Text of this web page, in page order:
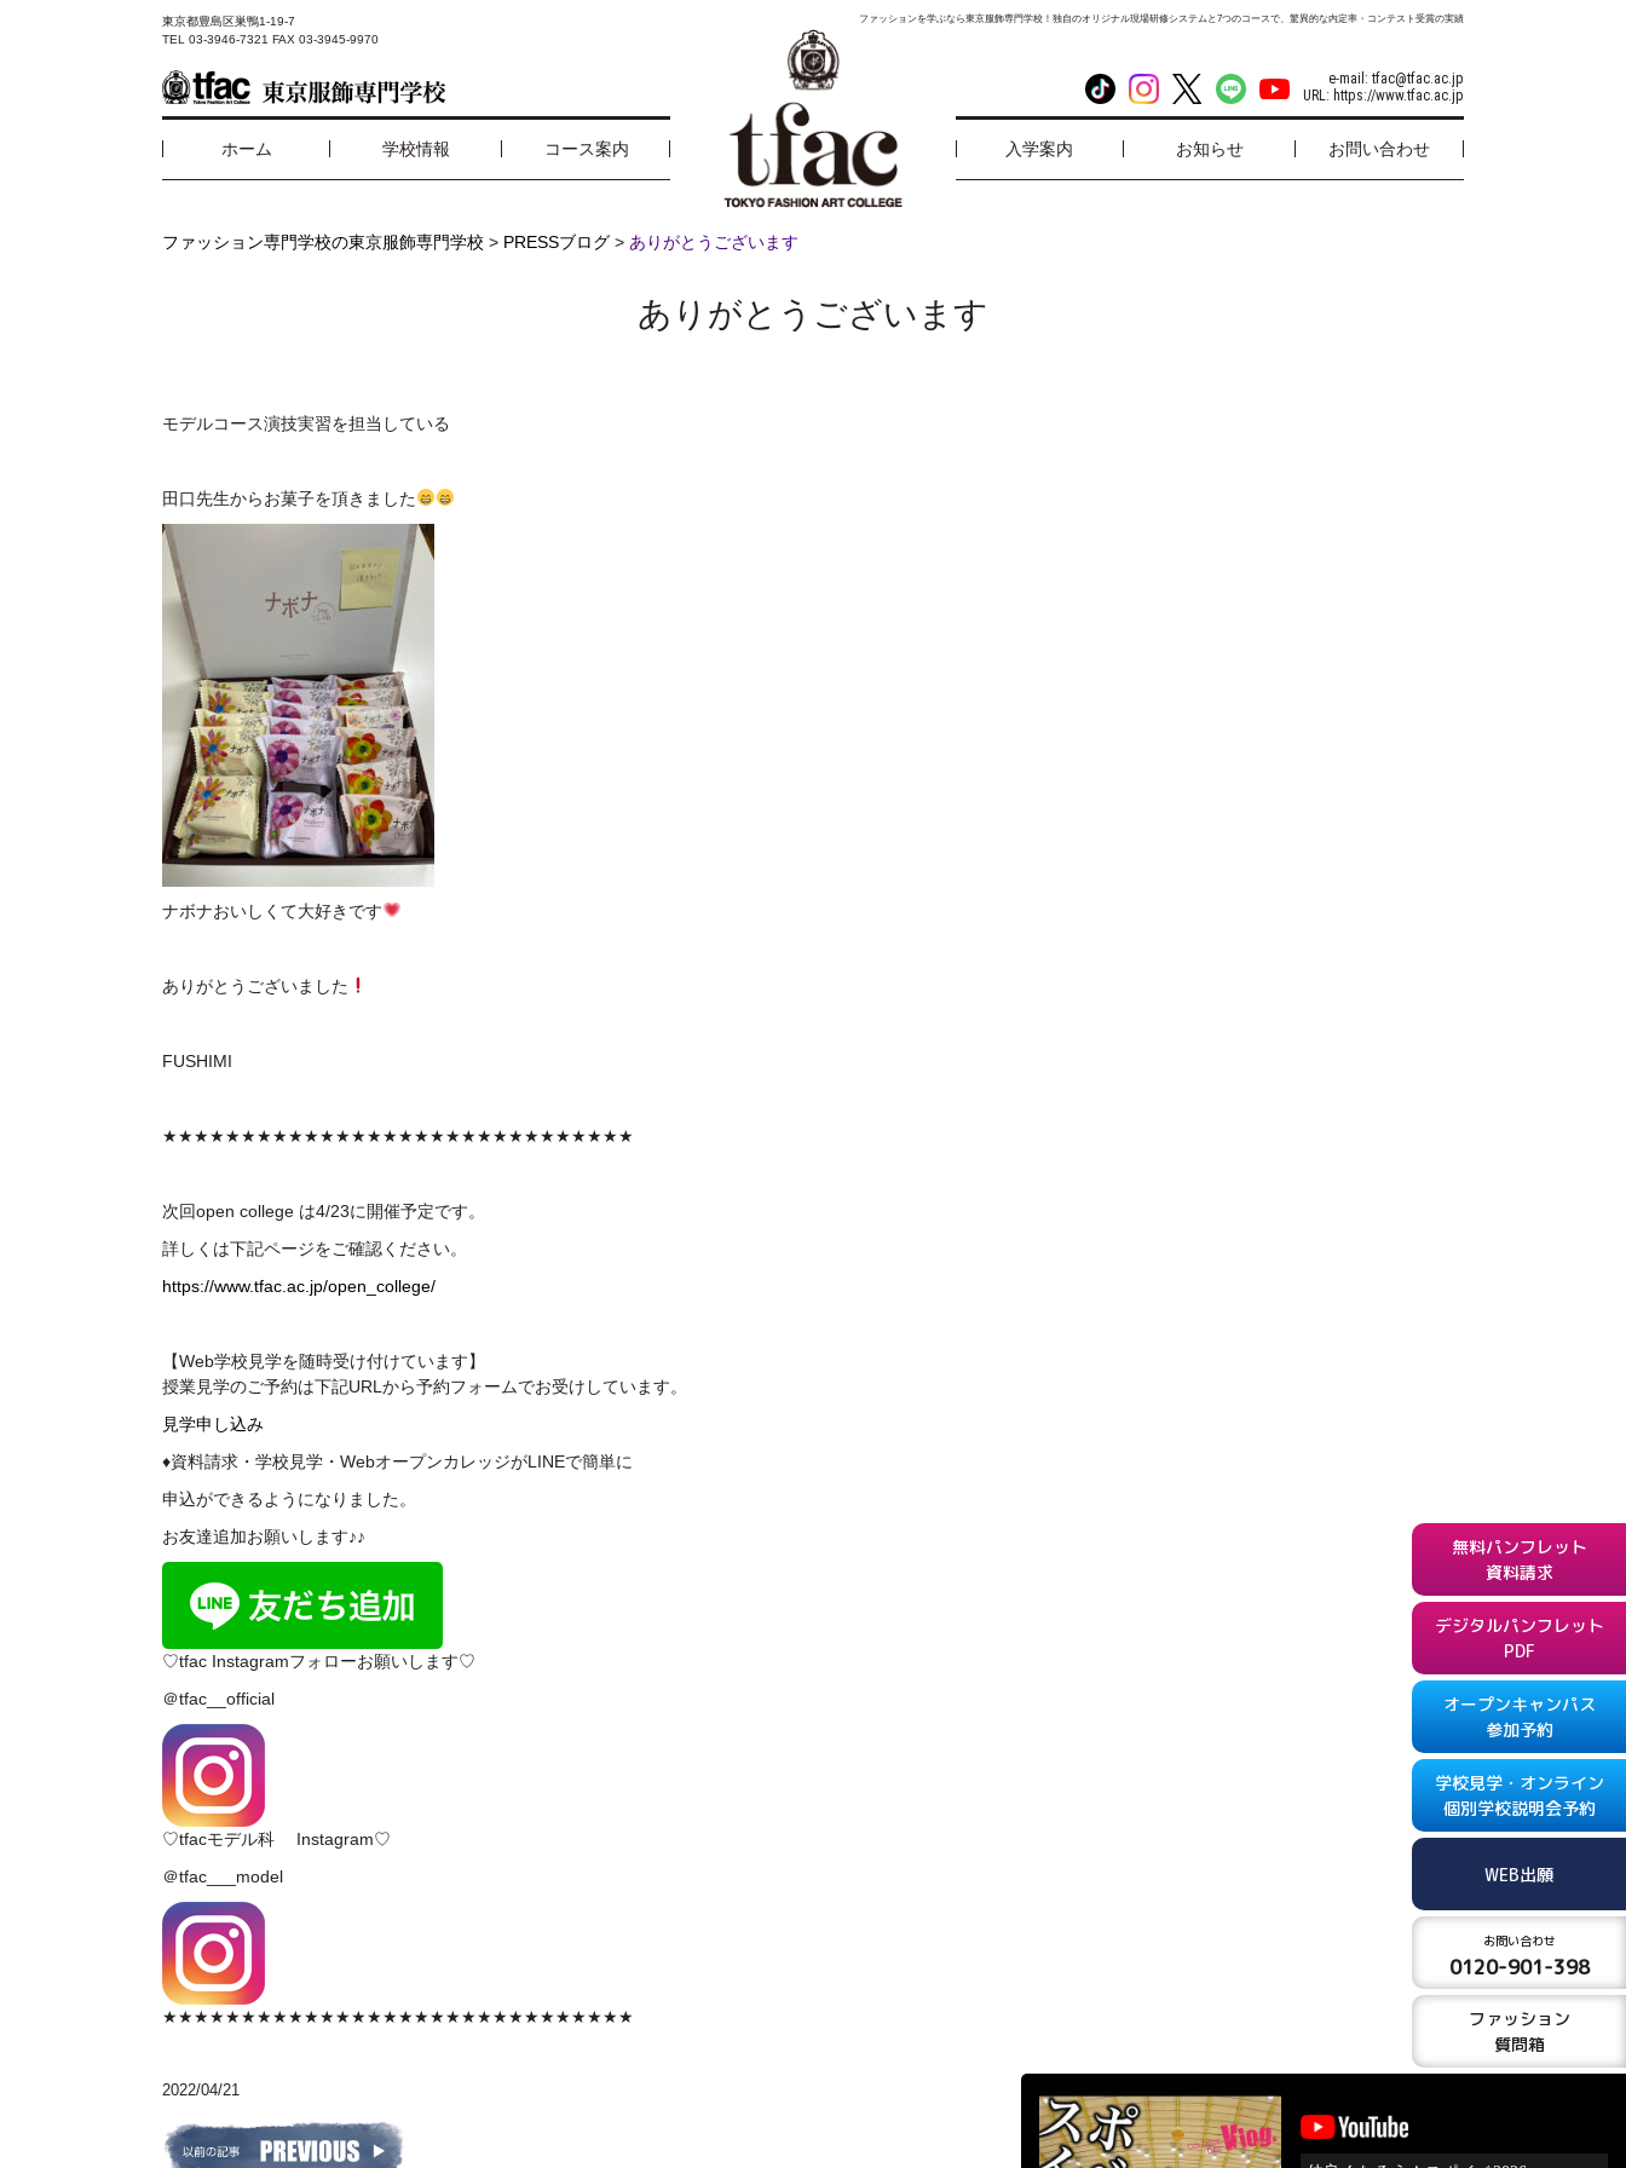
東京都豊島区巣鴨1-19-7
TEL 03-3946-7321 FAX 03-3945-9970
ファッションを学ぶなら東京服飾専門学校！独自のオリジナル現場研修システムと7つのコースで、驚異的な内定率・コンテスト受賞の実績
e-mail: tfac@tfac.ac.jp
URL: https://www.tfac.ac.jp
ホーム 学校情報 コース案内 入学案内 お知らせ お問い合わせ
ファッション専門学校の東京服飾専門学校 > PRESSブログ > ありがとうございます
ありがとうございます
モデルコース演技実習を担当している
田口先生からお菓子を頂きました
ナボナおいしくて大好きです
ありがとうございました
FUSHIMI
★★★★★★★★★★★★★★★★★★★★★★★★★★★★★★
次回open college は4/23に開催予定です。
詳しくは下記ページをご確認ください。
https://www.tfac.ac.jp/open_college/
【Web学校見学を随時受け付けています】
授業見学のご予約は下記URLから予約フォームでお受けしています。
見学申し込み
♦資料請求・学校見学・WebオープンカレッジがLINEで簡単に
申込ができるようになりました。
お友達追加お願いします♪♪
♡tfac Instagramフォローお願いします♡
＠tfac__official
♡tfacモデル科 Instagram♡
＠tfac___model
★★★★★★★★★★★★★★★★★★★★★★★★★★★★★★
2022/04/21
無料パンフレット
資料請求
デジタルパンフレット
PDF
オープンキャンパス
参加予約
学校見学・オンライン
個別学校説明会予約
WEB出願
お問い合わせ
0120-901-398
ファッション
質問箱